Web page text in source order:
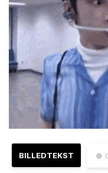
●
BILLEDTEKST